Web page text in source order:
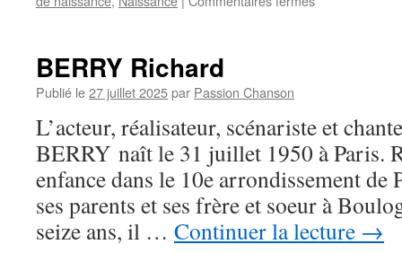
BERRY Richard
Publié le27 juillet 2025par Passion Chanson
L’acteur, réalisateur, scénariste et
BERRY naît le 31 juillet 1950 à Paris.
enfance dans le 10e arrondissement
ses parents et ses frère et soeur à
seize ans, il … Continuer la lecture →